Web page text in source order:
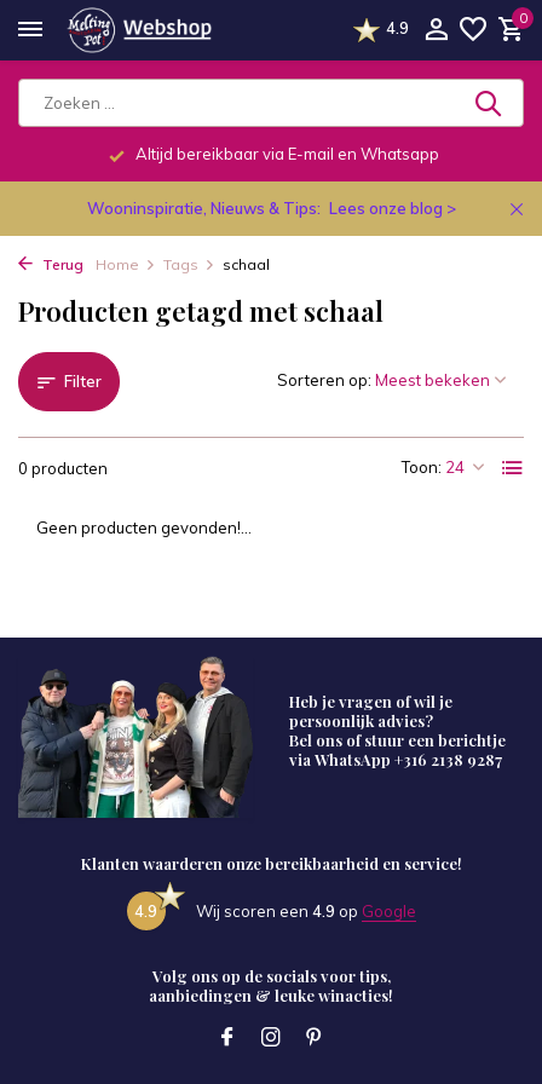
4.9
0
Altijd bereikbaar via E-mail en Whatsapp
Wooninspiratie, Nieuws & Tips: Lees onze blog >
Terug Home Tags schaal
Producten getagd met schaal
Filter
0 producten Toon:
Sorteren op:
Geen producten gevonden!...
Heb je vragen of wil je
persoonlijk advies?
Bel ons of stuur een berichtje
via WhatsApp +316 2138 9287
Klanten waarderen onze bereikbaarheid en service!
4.9 Wij scoren een 4.9 op Google
Volg ons op de socials voor tips,
aanbiedingen & leuke winacties!